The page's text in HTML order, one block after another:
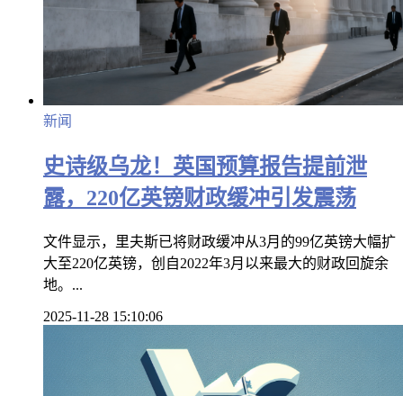
新闻
史诗级乌龙！英国预算报告提前泄
露，220亿英镑财政缓冲引发震荡
文件显示，里夫斯已将财政缓冲从3月的99亿英镑大幅扩
大至220亿英镑，创自2022年3月以来最大的财政回旋余
地。...
2025-11-28 15:10:06